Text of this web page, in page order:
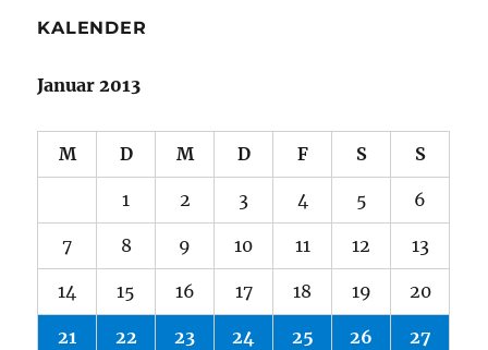
KALENDER
Januar 2013
M D M D F S S
1 2 3 4 5 6
7 8 9 10 11 12 13
14 15 16 17 18 19 20
21 22 23 24 25 26 27